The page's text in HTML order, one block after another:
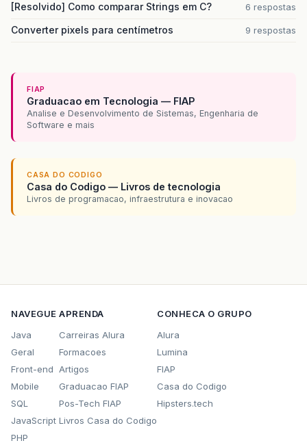
[Resolvido] Como comparar Strings em C? 6 respostas
Converter pixels para centímetros 9 respostas
FIAP
Graduacao em Tecnologia — FIAP
Analise e Desenvolvimento de Sistemas, Engenharia de
Software e mais
CASA DO CODIGO
Casa do Codigo — Livros de tecnologia
Livros de programacao, infraestrutura e inovacao
NAVEGUE
Java
Geral
Front-end
Mobile
SQL
JavaScript
PHP
APRENDA
Carreiras Alura
Formacoes
Artigos
Graduacao FIAP
Pos-Tech FIAP
Livros Casa do Codigo
CONHECA O GRUPO
Alura
Lumina
FIAP
Casa do Codigo
Hipsters.tech